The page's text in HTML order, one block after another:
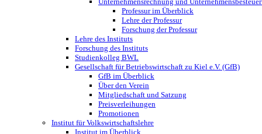
Professur im Überblick
Lehre der Professur
Forschung der Professur
Lehre des Instituts
Forschung des Instituts
Studienkolleg BWL
Gesellschaft für Betriebswirtschaft zu Kiel e.V. (GfB)
GfB im Überblick
Über den Verein
Mitgliedschaft und Satzung
Preisverleihungen
Promotionen
Institut für Volkswirtschaftslehre
Institut im Überblick